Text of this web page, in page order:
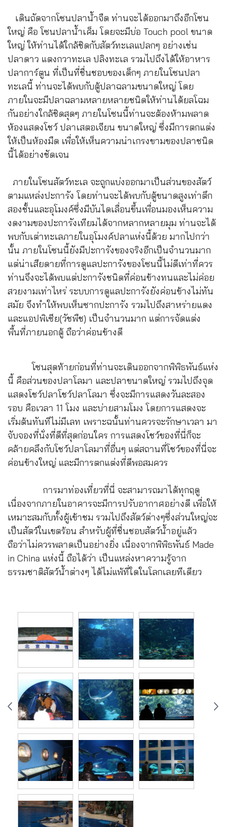
เดินถัดจากโซนปลาน้ำจืด ท่านจะได้ออกมาถึงอีกโซน
ใหญ่ คือ โซนปลาน้ำเค็ม โดยจะมีบ่อ Touch pool ขนาด
ใหญ่ ให้ท่านได้ใกล้ชิดกับสัตว์ทะเลแปลกๆ อย่างเช่น
ปลาดาว แตงกวาทะเล ปลิงทะเล รวมไปถึงได้ให้อาหาร
ปลาการ์ตูน ที่เป็นที่ชื่นชอบของเด็กๆ ภายในโซนปลา
ทะเลนี้ ท่านจะได้พบกับตู้ปลาฉลามขนาดใหญ่ โดย
ภายในจะมีปลาฉลามหลายหลายชนิดให้ท่านได้ยลโฉม
กันอย่างใกล้ชิดสุดๆ ภายในโซนนี้ท่านจะต้องห้ามพลาด
ห้องแสดงโชว์ ปลาเสตอเจียน ขนาดใหญ่ ซึ่งมีการตกแต่ง
ให้เป็นห้องมืด เพื่อให้เห็นความน่าเกรงขามของปลาชนิด
นี้ได้อย่างชัดเจน
ภายในโซนสัตว์ทะเล จะถูกแบ่งออกมาเป็นส่วนของสัตว์
ตามแหล่งปะการัง โดยท่านจะได้พบกับตู้ขนาดสูงเท่าตึก
สองชั้นและอุโมงค์ซึ่งมีบันไดเลื่อนขึ้นเพื่อนมองเห็นความ
งดงามของปะการังเทียมได้จากหลากหลายมุม ท่านจะได้
พบกับเต่าทะเลภายในอุโมงค์ปลาแห่งนี้ด้วย มากไปกว่า
นั้น ภายในโซนนี้ยังมีปะการังของจริงอีกเป็นจำนวนมาก
แต่น่าเสียดายที่การดูแลปะการังของโซนนี้ไม่ดีเท่าที่ควร
ท่านจึงจะได้พบแต่ปะการังชนิดที่ค่อนข้างทนและไม่ค่อย
สวยงามเท่าไหร่ ระบบการดูแลปะการังยังค่อนข้างไม่ทัน
สมัย จึงทำให้พบเห็นซากปะการัง รวมไปถึงสาหร่ายแดง
และแอปพิเซีย(วัชพืช) เป็นจำนวนมาก แต่การจัดแต่ง
พื้นที่ภายนอกตู้ ถือว่าค่อนข้างดี
โซนสุดท้ายก่อนที่ท่านจะเดินออกจากพิพิธพันธ์แห่ง
นี้ คือส่วนของปลาโลมา และปลาขนาดใหญ่ รวมไปถึงจุด
แสดงโชว์ปลาโชว์ปลาโลมา ซึ่งจะมีการแสดงวันละสอง
รอบ คือเวลา 11 โมง และบ่ายสามโมง โดยการแสดงจะ
เริ่มต้นทันทีไม่มีเลท เพราะฉนั้นท่านควรจะรักษาเวลา มา
จับจองที่นั่งที่ดีที่สุดก่อนใคร การแสดงโชว์ของที่นี่ก็จะ
คล้ายคลึงกับโชว์ปลาโลมาที่อื่นๆ แต่สถานที่โชว์ของที่นี่จะ
ค่อนข้างใหญ่ และมีการตกแต่งที่ดีพอสมควร
การมาท่องเที่ยวที่นี่ จะสามารถมาได้ทุกฤดู
เนื่องจากภายในอาคารจะมีการปรับอากาศอย่างดี เพื่อให้
เหมาะสมกับทั้งผู้เข้าชม รวมไปถึงสัตว์ต่างๆซึ่งส่วนใหญ่จะ
เป็นสัตว์ในเขตร้อน สำหรับผู้ที่ชื่นชอบสัตว์น้ำอยู่แล้ว
ถือว่าไม่ควรพลาดเป็นอย่างยิ่ง เนื่องจากพิพิธพันธ์ Made
in China แห่งนี้ ถือได้ว่า เป็นแหล่งหาความรู้จาก
ธรรมชาติสัตว์น้ำต่างๆ ได้ไม่แพ้ที่ใดในโลกเลยทีเดียว